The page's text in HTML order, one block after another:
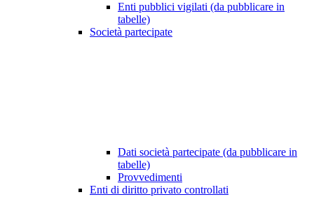
Enti pubblici vigilati (da pubblicare in
tabelle)
Società partecipate
Dati società partecipate (da pubblicare in
tabelle)
Provvedimenti
Enti di diritto privato controllati